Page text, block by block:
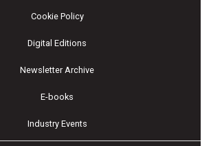
Cookie Policy
Digital Editions
Newsletter Archive
E-books
Industry Events